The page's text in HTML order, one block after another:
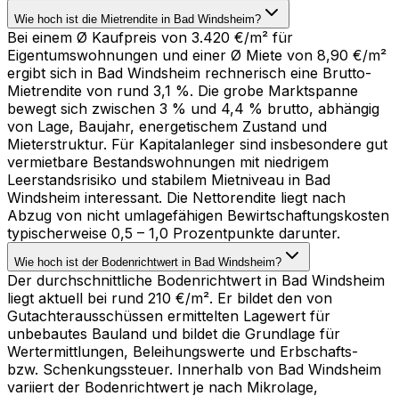
Wie hoch ist die Mietrendite in Bad Windsheim?
Bei einem Ø Kaufpreis von 3.420 €/m² für
Eigentumswohnungen und einer Ø Miete von 8,90 €/m²
ergibt sich in Bad Windsheim rechnerisch eine Brutto-
Mietrendite von rund 3,1 %. Die grobe Marktspanne
bewegt sich zwischen 3 % und 4,4 % brutto, abhängig
von Lage, Baujahr, energetischem Zustand und
Mieterstruktur. Für Kapitalanleger sind insbesondere gut
vermietbare Bestandswohnungen mit niedrigem
Leerstandsrisiko und stabilem Mietniveau in Bad
Windsheim interessant. Die Nettorendite liegt nach
Abzug von nicht umlagefähigen Bewirtschaftungskosten
typischerweise 0,5 – 1,0 Prozentpunkte darunter.
Wie hoch ist der Bodenrichtwert in Bad Windsheim?
Der durchschnittliche Bodenrichtwert in Bad Windsheim
liegt aktuell bei rund 210 €/m². Er bildet den von
Gutachterausschüssen ermittelten Lagewert für
unbebautes Bauland und bildet die Grundlage für
Wertermittlungen, Beleihungswerte und Erbschafts-
bzw. Schenkungssteuer. Innerhalb von Bad Windsheim
variiert der Bodenrichtwert je nach Mikrolage,